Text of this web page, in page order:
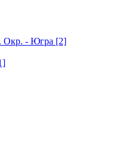
Окр. - Югра [2]